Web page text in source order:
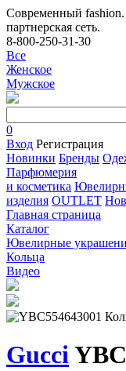
Современный
партнерская сеть.
8-800-250-31-30
Все
Женское
Мужское
0
Вход Регистрация
Новинки Бренды
Парфюмерия
и косметика
изделия OUTLET
Главная страница
Каталог
Ювелирные
Кольца
Видео
Gucci